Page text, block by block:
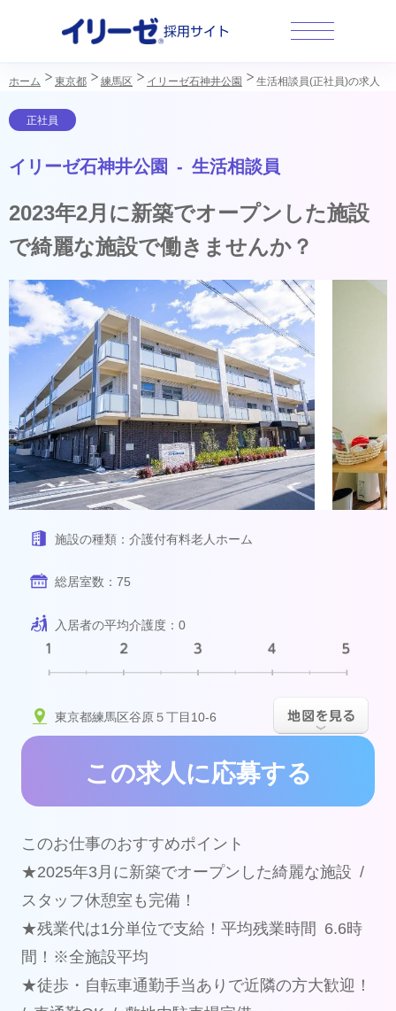
採用サイト
ホーム 東京都 練馬区 イリーゼ石神井公園 生活相談員(正社員)の求人
イリーゼ石神井公園 - 生活相談員
2023年2月に新築でオープンした施設
で綺麗な施設で働きませんか？
施設の種類： 介護付有料老人ホーム
総居室数： 75
入居者の平均介護度： 0
東京都練馬区谷原５丁目10-6
この求人に応募する
このお仕事のおすすめポイント
★2025年3月に新築でオープンした綺麗な施設 /
スタッフ休憩室も完備！
★残業代は1分単位で支給！平均残業時間 6.6時
間！※全施設平均
★徒歩・自転車通勤手当ありで近隣の方大歓迎！